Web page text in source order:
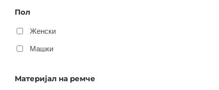
Пол
Женски
Машки
Материјал на ремче